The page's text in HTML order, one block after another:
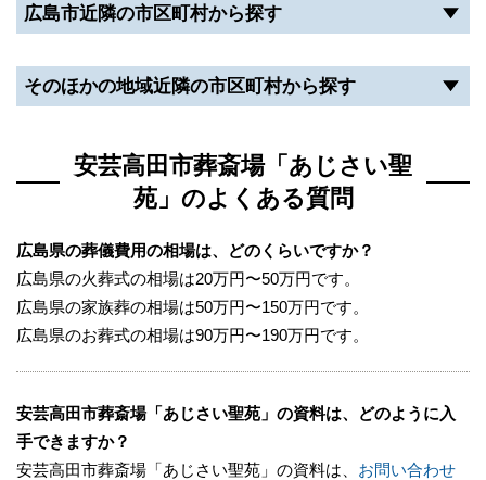
広島市近隣の市区町村から探す
そのほかの地域近隣の市区町村から探す
安芸高田市葬斎場「あじさい聖
苑」のよくある質問
広島県の葬儀費用の相場は、どのくらいですか？
広島県の火葬式の相場は20万円〜50万円です。
広島県の家族葬の相場は50万円〜150万円です。
広島県のお葬式の相場は90万円〜190万円です。
安芸高田市葬斎場「あじさい聖苑」の資料は、どのように入
手できますか？
安芸高田市葬斎場「あじさい聖苑」の資料は、 お問い合わせ